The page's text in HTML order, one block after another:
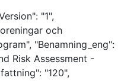
"1",
och
"Benamning_eng":
Risk Assessment -
"120",